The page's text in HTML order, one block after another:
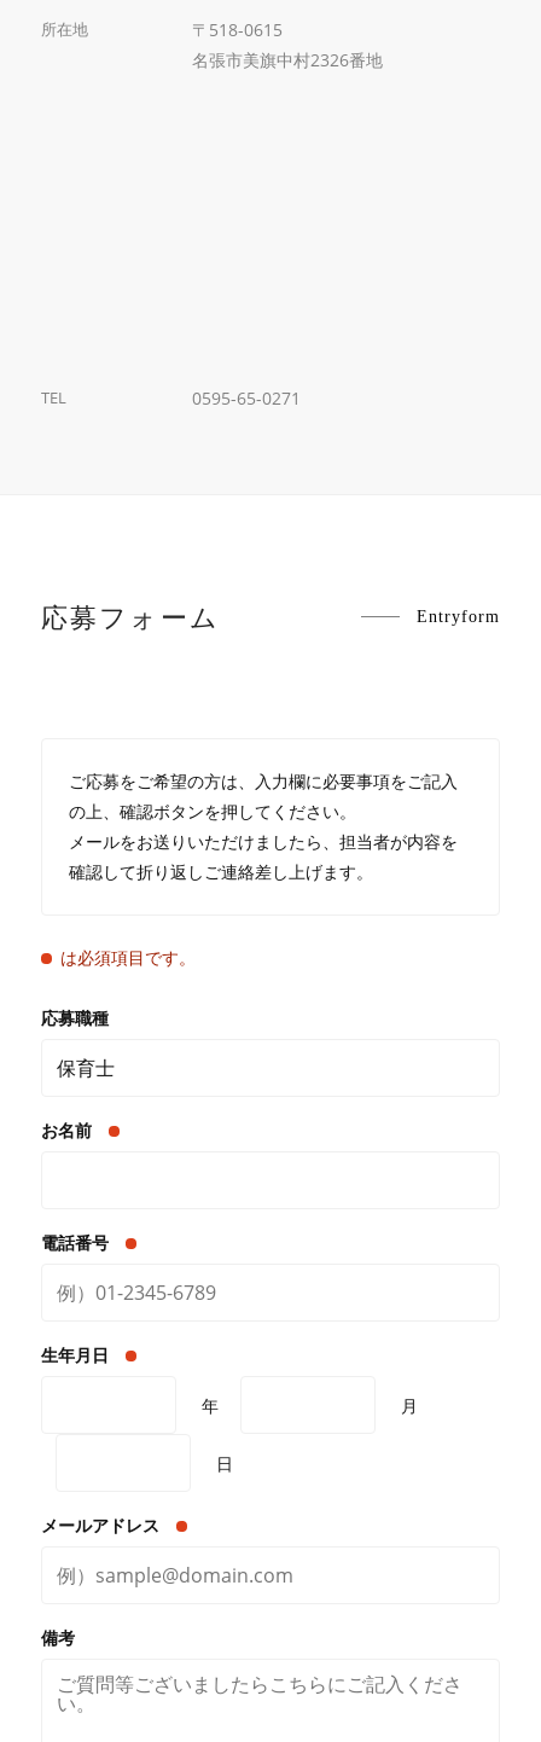
所在地
〒518-0615
名張市美旗中村2326番地
TEL 0595-65-0271
応募フォーム Entryform
ご応募をご希望の方は、入力欄に必要事項をご記入
の上、確認ボタンを押してください。
メールをお送りいただけましたら、担当者が内容を
確認して折り返しご連絡差し上げます。
は必須項目です。
応募職種
お名前
電話番号
生年月日
年 月
日
メールアドレス
備考